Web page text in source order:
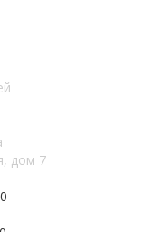
дом 7